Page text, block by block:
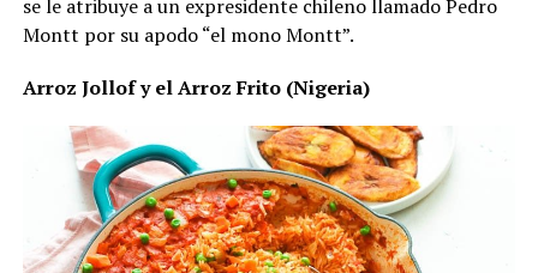
se le atribuye a un expresidente chileno llamado Pedro
Montt por su apodo “el mono Montt”.
Arroz Jollof y el Arroz Frito (Nigeria)